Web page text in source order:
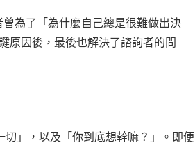
為了「為什麼自己總是很難做出決
原因後，最後也解決了諮詢者的問
切」，以及「你到底想幹嘛？」。即便